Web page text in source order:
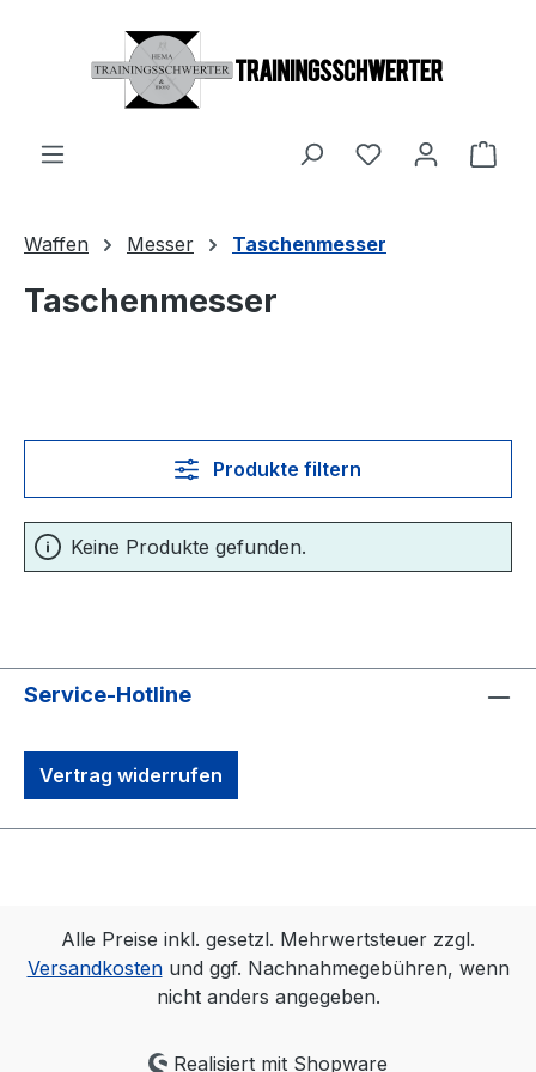
Zum Hauptinhalt springen
Du hast 0
Waffen Messer Taschenmesser
Taschenmesser
Produkte filtern
Keine Produkte gefunden.
Service-Hotline
Vertrag widerrufen
Alle Preise inkl. gesetzl. Mehrwertsteuer zzgl.
Versandkostenund ggf. Nachnahmegebühren, wenn
nicht anders angegeben.
Realisiert mit Shopware